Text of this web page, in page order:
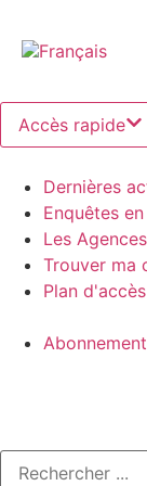
Accès rapide
Dernières
Enquêtes
Les
Trouver ma
Plan